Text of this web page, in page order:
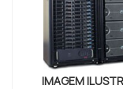
IMAGEM